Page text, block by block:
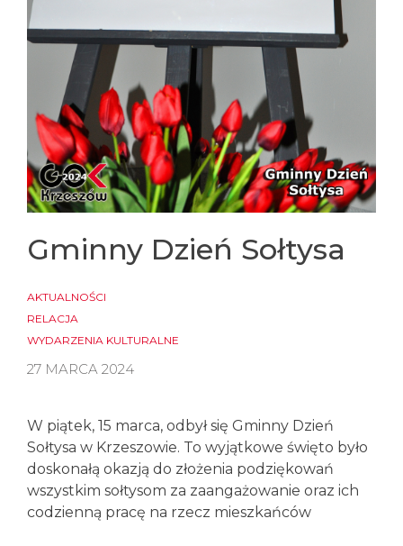
Gminny Dzień Sołtysa
AKTUALNOŚCI
RELACJA
WYDARZENIA KULTURALNE
27 MARCA 2024
W piątek, 15 marca, odbył się Gminny Dzień
Sołtysa w Krzeszowie. To wyjątkowe święto było
doskonałą okazją do złożenia podziękowań
wszystkim sołtysom za zaangażowanie oraz ich
codzienną pracę na rzecz mieszkańców